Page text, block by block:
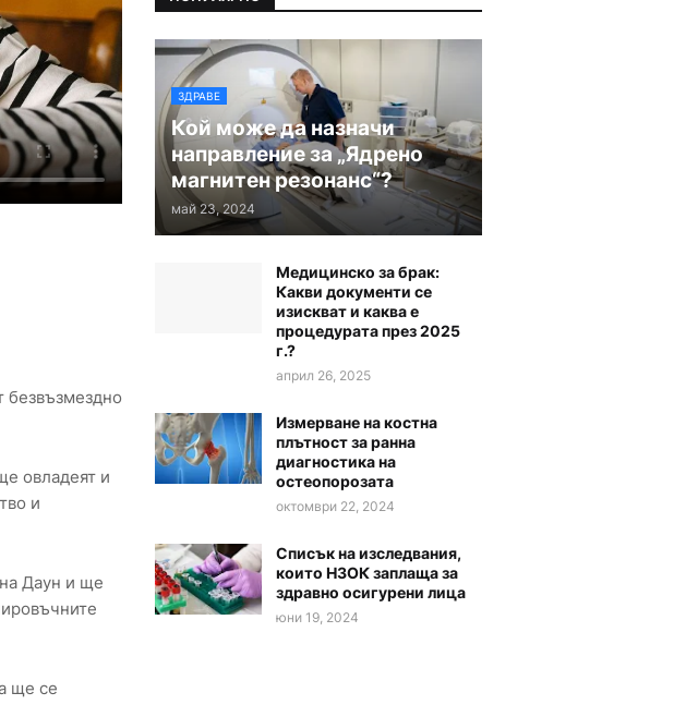
безвъзмездно
овладеят и
и
Даун и ще
ще се
ЗДРАВЕ
Кой може да назначи
направление за „Ядрено
магнитен резонанс“?
май 23, 2024
Медицинско за брак:
Какви документи се
изискват и каква е
процедурата през 2025
г.?
април 26, 2025
Измерване на костна
плътност за ранна
диагностика на
остеопорозата
октомври 22, 2024
Списък на изследвания,
които НЗОК заплаща за
здравно осигурени лица
юни 19, 2024